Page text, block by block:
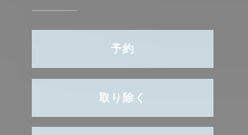
予約
取り除く